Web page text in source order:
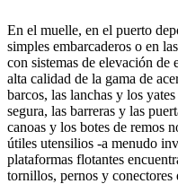
En el muelle, en el puerto
simples embarcaderos o en
con sistemas de elevación de
alta calidad de la gama de
barcos, las lanchas y los
segura, las barreras y las
canoas y los botes de remos
útiles utensilios -a menudo
plataformas flotantes
tornillos, pernos y conectores